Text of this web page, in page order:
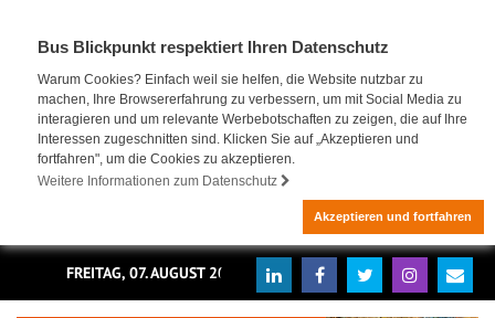
Bus Blickpunkt respektiert Ihren Datenschutz
Warum Cookies? Einfach weil sie helfen, die Website nutzbar zu
machen, Ihre Browsererfahrung zu verbessern, um mit Social Media zu
interagieren und um relevante Werbebotschaften zu zeigen, die auf Ihre
Interessen zugeschnitten sind. Klicken Sie auf „Akzeptieren und
fortfahren", um die Cookies zu akzeptieren.
Weitere Informationen zum Datenschutz
Akzeptieren und fortfahren
FREITAG, 07. AUGUST 2026